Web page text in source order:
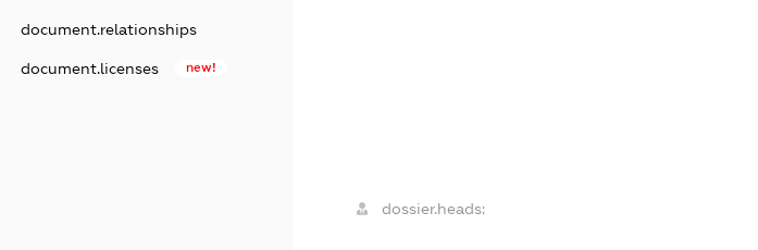
document.relationships
document.licenses new!
dossier.heads: